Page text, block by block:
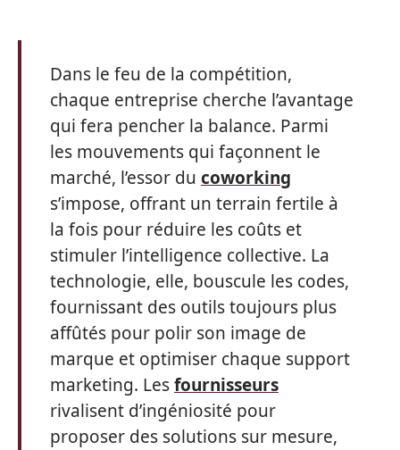
Dans le feu de la compétition,
chaque entreprise cherche l’avantage
qui fera pencher la balance. Parmi
les mouvements qui façonnent le
marché, l’essor du coworking
s’impose, offrant un terrain fertile à
la fois pour réduire les coûts et
stimuler l’intelligence collective. La
technologie, elle, bouscule les codes,
fournissant des outils toujours plus
affûtés pour polir son image de
marque et optimiser chaque support
marketing. Lesfournisseurs
rivalisent d’ingéniosité pour
proposer des solutions sur mesure,